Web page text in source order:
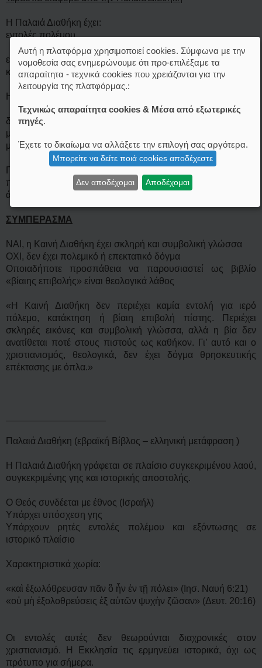
Η Παλαιά Διαθήκη έχει:
εντολές πολέμου
εξόντωσης
κατάκτησης γης
Η Καινή Διαθήκη:
δεν συνεχίζει αυτό το μοντέλο
μετατοπίζει το μήνυμα σε προσωπική ηθική, αγάπη,
μετάνοια
Γι’ αυτό και η Ορθόδοξη Εκκλησία: δεν μιλά για “ιερό
πόλεμο” αλλά βλέπει τον πόλεμο μόνο ως τραγική ανάγκη
άμυνας, όχι ως θρησκευτικό καθήκον
ΣΥΜΠΕΡΑΣΜΑ
ΝΑΙ, η Καινή Διαθήκη έχει σκληρή και συμβολική γλώσσα
ΟΧΙ, δεν έχει πολεμικό ή επεκτατικό δόγμα
Οποιαδήποτε προσπάθεια να παρουσιαστεί ως βιβλίο
«βίαιης επιβολής» είναι θεολογικά λάθος
«Η Καινή Διαθήκη δεν περιέχει καμία εντολή για ιερό
πόλεμο, κατάκτηση ή βίαιη επιβολή πίστης. Περιέχει
σκληρές εικόνες και συμβολική γλώσσα, αλλά η βία δεν
ανατίθεται ποτέ στους πιστούς ως καθήκον. Γι’ αυτό και ο
χριστιανισμός, θεολογικά, δεν έχει δόγμα θρησκευτικής
επέκτασης με όπλα.»
Παλαιά Διαθήκη (εβραϊκή Βίβλος – ελληνική μετάφραση )
Η Παλαιά Διαθήκη γράφεται σε πλαίσιο συγκεκριμένου λαού,
συγκεκριμένης γης και ιστορικής αποστολής.
Ο Θεός συνδέεται με έθνος (Ισραήλ)
Υπάρχει υπόσχεση γης
Υπάρχουν ρητές εντολές πολέμου και εξόντωσης σε
ιστορικό πλαίσιο
Χαρακτηριστικά χωρία:
«καὶ ἐξωλόθρευσαν πᾶν ὃ ἦν ἐν τῇ πόλει» (Ιησ. Ναυή 6:21)
«οὐ μὴ ἐξολοθρεύσεις ἐξ αὐτῶν ψυχὴν ζῶσαν» (Δευτ. 20:16)
Οι εντολές αυτές δεν θεωρούνται διαχρονικές στον
χριστιανισμό. Η Εκκλησία τις ερμηνεύει ιστορικά, όχι ως
πρότυπο για σήμερα.
Αυτή η πλατφόρμα χρησιμοποιεί cookies. Σύμφωνα με την
νομοθεσία σας ενημερώνουμε ότι προ-επιλέξαμε τα
απαραίτητα - τεχνικά cookies που χρειάζονται για την
λειτουργία της πλατφόρμας.:
Τεχνικώς απαραίτητα cookies & Μέσα από εξωτερικές
πηγές.
Έχετε το δικαίωμα να αλλάξετε την επιλογή σας αργότερα.
Μπορείτε να δείτε ποιά cookies αποδέχεστε
Δεν αποδέχομαι Αποδέχομαι